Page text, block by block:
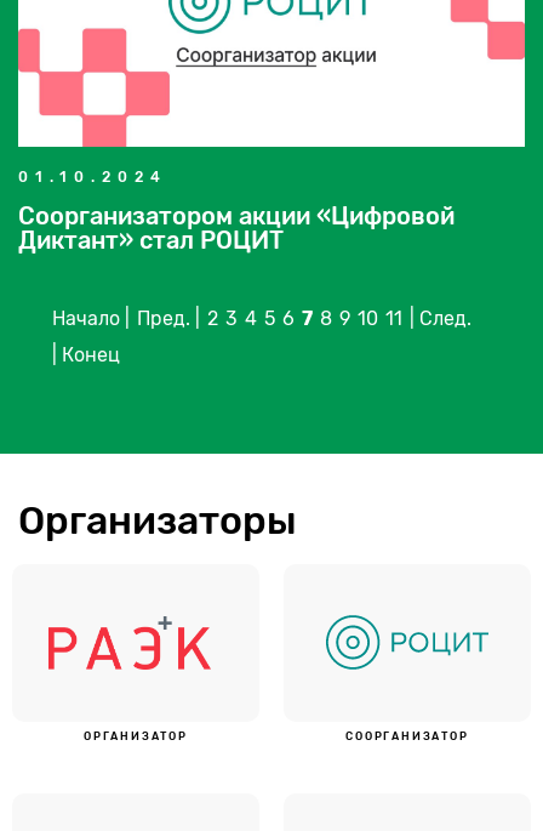
01.10.2024
Соорганизатором акции «Цифровой
Диктант» стал РОЦИТ
Начало | Пред. | 2 3 4 5 6 7 8 9 10 11
| След.
| Конец
Организаторы
ОРГАНИЗАТОР СООРГАНИЗАТОР